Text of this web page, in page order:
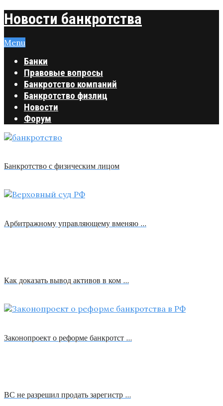
Новости банкротства
Menu
Банки
Правовые вопросы
Банкротство компаний
Банкротство физлиц
Новости
Форум
Банкротство с физическим лицом
Арбитражному управляющему вменяю …
Как доказать вывод активов в ком …
Законопроект о реформе банкротст …
ВС не разрешил продать зарегистр …